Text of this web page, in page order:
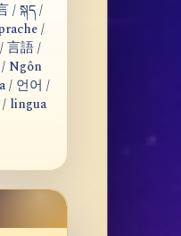
/ སྐད /
/
言語 /
Ngôn
/ 언어 /